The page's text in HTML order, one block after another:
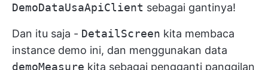
DemoDataUsaApiClient sebagai gantinya!
Dan itu saja - DetailScreen kita membaca
instance demo ini, dan menggunakan data
demoMeasure kita sebagai pengganti panggilan